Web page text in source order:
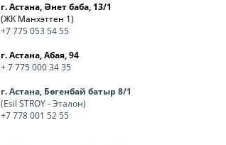
г. Астана, Әнет баба, 13/1
(ЖК Манхэттен 1)
+7 775 053 54 55
г. Астана, Абая, 94
+ 7 775 000 34 35
г. Астана, Бөгенбай батыр 8/1
(Esil STROY - Эталон)
+7 778 001 52 55